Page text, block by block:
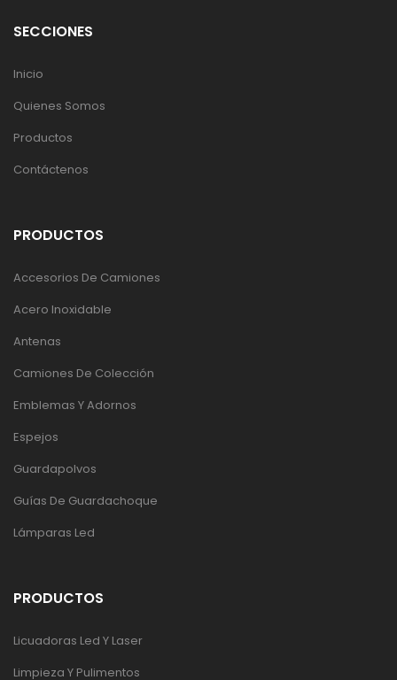
SECCIONES
Inicio
Quienes Somos
Productos
Contáctenos
PRODUCTOS
Accesorios De Camiones
Acero Inoxidable
Antenas
Camiones De Colección
Emblemas Y Adornos
Espejos
Guardapolvos
Guías De Guardachoque
Lámparas Led
PRODUCTOS
Licuadoras Led Y Laser
Limpieza Y Pulimentos